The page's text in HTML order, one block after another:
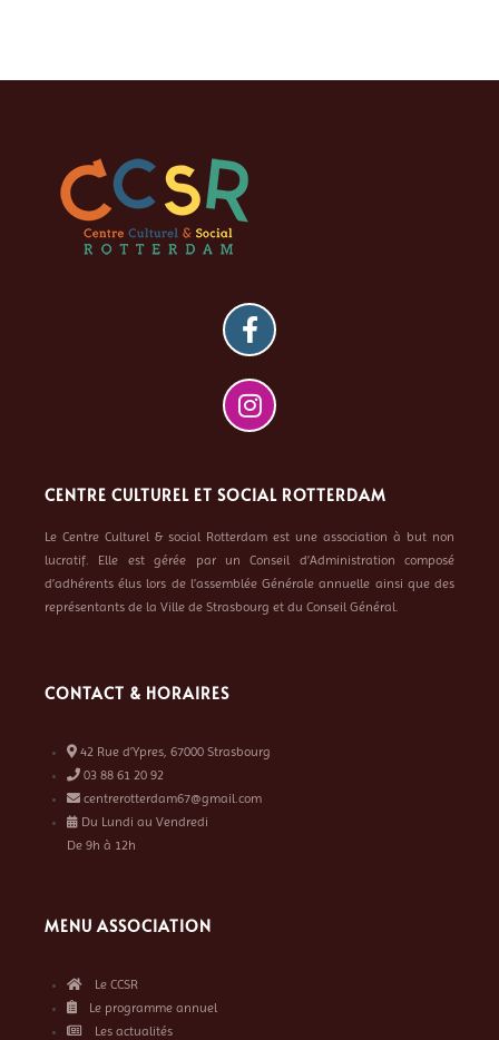
CENTRE CULTUREL ET SOCIAL ROTTERDAM
Le Centre Culturel & social Rotterdam est une association à but non
lucratif. Elle est gérée par un Conseil d’Administration composé
d’adhérents élus lors de l’assemblée Générale annuelle ainsi que des
représentants de la Ville de Strasbourg et du Conseil Général.
CONTACT & HORAIRES
42 Rue d’Ypres, 67000 Strasbourg
03 88 61 20 92
centrerotterdam67@gmail.com
Du Lundi au Vendredi
De 9h à 12h
MENU ASSOCIATION
Le CCSR
Le programme annuel
Les actualités